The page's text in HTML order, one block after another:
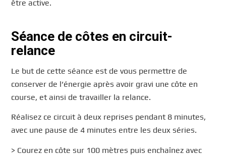
être active.
Séance de côtes en circuit-
relance
Le but de cette séance est de vous permettre de
conserver de l’énergie après avoir gravi une côte en
course, et ainsi de travailler la relance.
Réalisez ce circuit à deux reprises pendant 8 minutes,
avec une pause de 4 minutes entre les deux séries.
> Courez en côte sur 100 mètres puis enchaînez avec